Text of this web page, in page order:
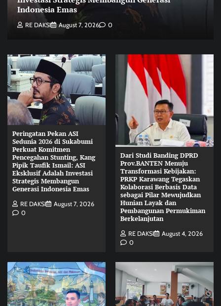
Indonesia Emas
RE DAKSI August 7, 2026 0
Peringatan Pekan ASI
Sedunia 2026 di Sukabumi
Perkuat Komitmen
Pencegahan Stunting, Kang
Pipik Taufik Ismail: ASI
Eksklusif Adalah Investasi
Strategis Membangun
Generasi Indonesia Emas
RE DAKSI
August 7, 2026
0
Dari Studi Banding DPRD
Prov.BANTEN Menuju
Transformasi Kebijakan:
PRKP Karawang Tegaskan
Kolaborasi Berbasis Data
sebagai Pilar Mewujudkan
Hunian Layak dan
Pembangunan Permukiman
Berkelanjutan
RE DAKSI
August 4, 2026
0